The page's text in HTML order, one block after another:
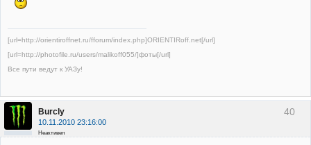
[url=http://orientiroffnet.ru/fforum/index.php]ORIENTIRoff.net[/url]
[url=http://photofile.ru/users/malikoff055/]фоты[/url]
Все пути ведут к УАЗу!
40
Burcly
10.11.2010 23:16:00
Неактивен